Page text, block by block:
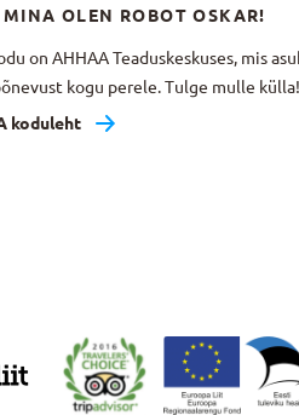
MINA OLEN ROBOT OSKAR!
on AHHAA Teaduskeskuses, mis
kogu perele. Tulge mulle külla!
koduleht